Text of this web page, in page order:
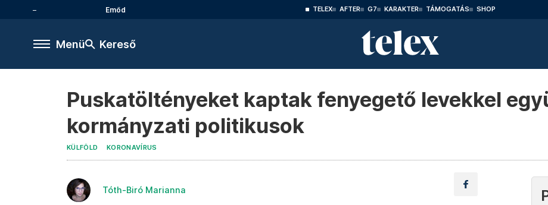
Emőd TELEX AFTER G7 KARAKTER TÁMOGATÁS SHOP
Menü Kereső
Puskatöltényeket kaptak fenyegető levekkel
kormányzati politikusok
KÜLFÖLD KORONAVÍRUS
Tóth-Biró Marianna